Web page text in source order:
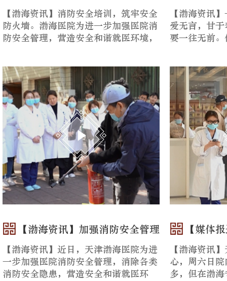
【渤海资讯】消防安全培训，筑牢安全
防火墙。渤海医院为进一步加强医院消
防安全管理，营造安全和谐就医环境，
【渤海资讯
爱无言，甘
要一往无前
【渤海资讯】加强消防安全管理
【渤海资讯】近日，天津渤海医院为进
一步加强医院消防安全管理，消除各类
消防安全隐患，营造安全和谐就医环
【媒体
【渤海资讯
心，周六日
多，但在渤